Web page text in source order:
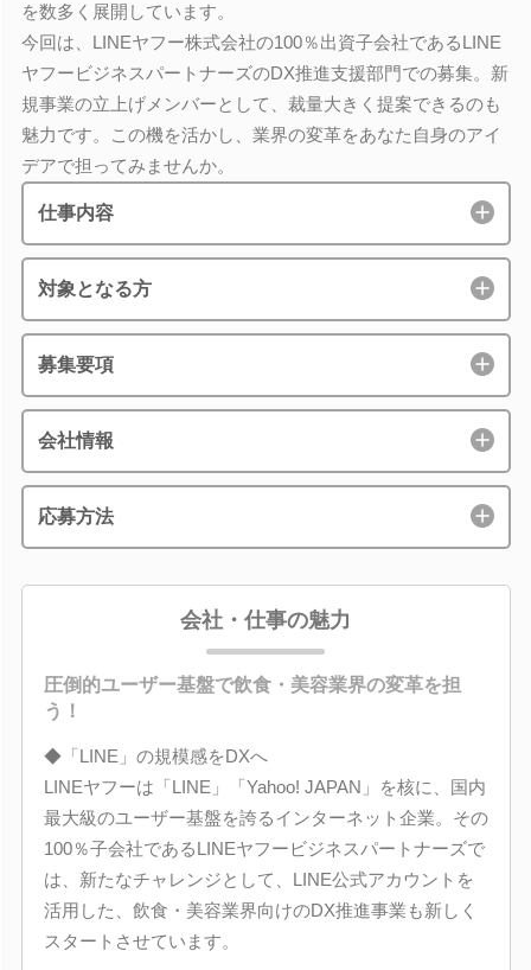
を数多く展開しています。
今回は、LINEヤフー株式会社の100％出資子会社であるLINE
ヤフービジネスパートナーズのDX推進支援部門での募集。新
規事業の立上げメンバーとして、裁量大きく提案できるのも
魅力です。この機を活かし、業界の変革をあなた自身のアイ
デアで担ってみませんか。
仕事内容
対象となる方
募集要項
会社情報
応募方法
会社・仕事の魅力
圧倒的ユーザー基盤で飲食・美容業界の変革を担
う！
◆「LINE」の規模感をDXへ
LINEヤフーは「LINE」「Yahoo! JAPAN」を核に、国内
最大級のユーザー基盤を誇るインターネット企業。その
100％子会社であるLINEヤフービジネスパートナーズで
は、新たなチャレンジとして、LINE公式アカウントを
活用した、飲食・美容業界向けのDX推進事業も新しく
スタートさせています。